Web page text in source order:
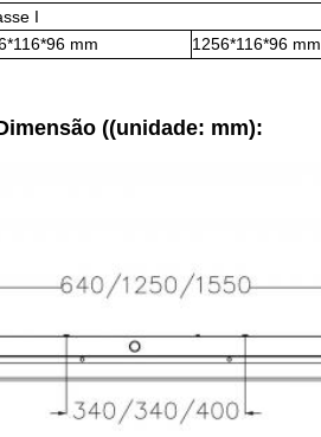
I
mm 1256*116*96 mm
((unidade: mm):